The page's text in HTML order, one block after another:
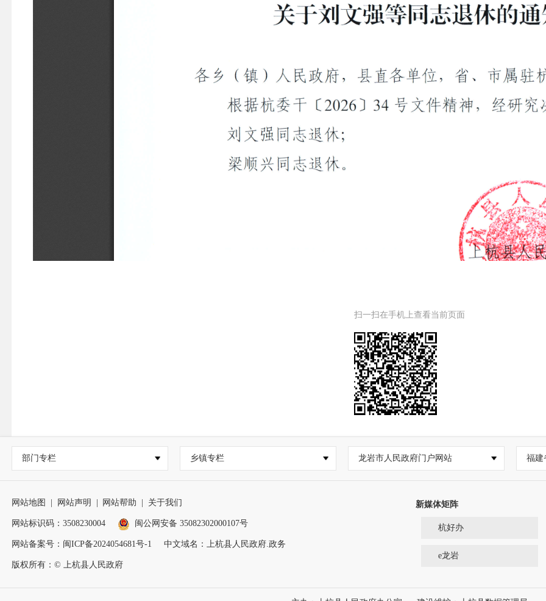
扫一扫在手机上查看当前页面
部门专栏 乡镇专栏 龙岩市人民政府门户网站 福建
网站地图 网站声明 网站帮助 关于我们
网站标识码：3508230004 闽公网安备 35082302000107号
网站备案号： 闽ICP备2024054681号-1 中文域名：上杭县人民政府.政务
版权所有：© 上杭县人民政府
新媒体矩阵
杭好办
e龙岩